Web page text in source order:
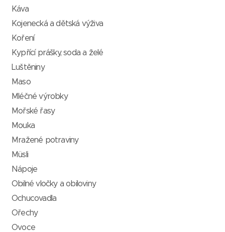
Káva
Kojenecká a dětská výživa
Koření
Kypřící prášky, soda a želé
Luštěniny
Maso
Mléčné výrobky
Mořské řasy
Mouka
Mražené potraviny
Müsli
Nápoje
Obilné vločky a obiloviny
Ochucovadla
Ořechy
Ovoce